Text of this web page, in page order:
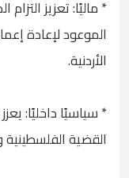
* ماليًا: تعزيز
الموعود لإعادة
الأردنية.
* سياسيًا داخليًا:
القضية الفلسطينية